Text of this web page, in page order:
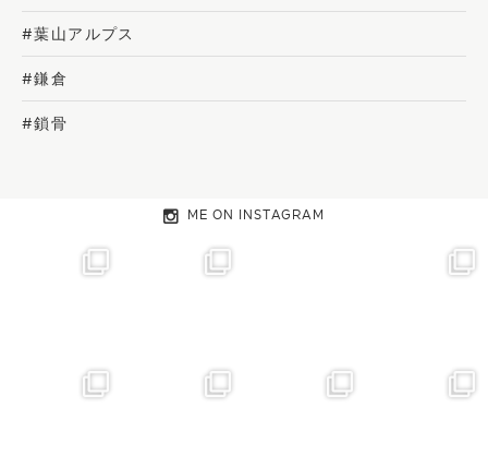
#葉山アルプス
#鎌倉
#鎖骨
ME ON INSTAGRAM